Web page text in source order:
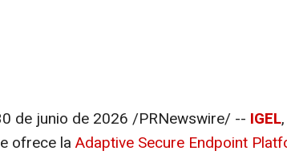
de junio de 2026 /PRNewswire/ -- IGEL
ofrece la Adaptive Secure Endpoint